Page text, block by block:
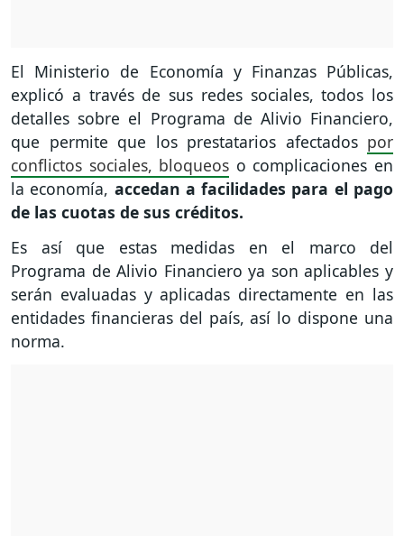
El Ministerio de Economía y Finanzas Públicas,
explicó a través de sus redes sociales, todos los
detalles sobre el Programa de Alivio Financiero,
que permite que los prestatarios afectados por
conflictos sociales, bloqueos o complicaciones en
la economía, accedan a facilidades para el pago
de las cuotas de sus créditos.
Es así que estas medidas en el marco del
Programa de Alivio Financiero ya son aplicables y
serán evaluadas y aplicadas directamente en las
entidades financieras del país, así lo dispone una
norma.